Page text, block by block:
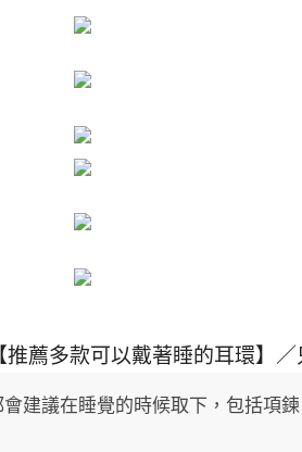
薦多款可以戴著睡的耳環】
建議在睡覺的時候取下，包括項